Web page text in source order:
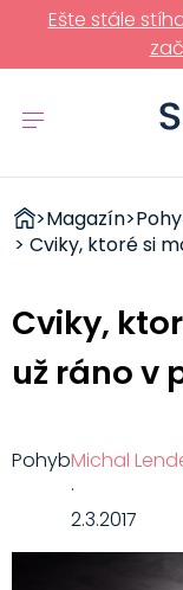
Ešte stále
ZDRAVÉ
RÝCHLOVKY
>Magazín>
> Cviky, ktoré si
Cviky,
už ráno v
PohybMichal
·
2.3.2017